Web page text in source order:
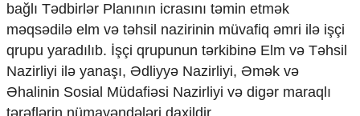
bağlı Tədbirlər Planının icrasını təmin etmək
məqsədilə elm və təhsil nazirinin müvafiq əmri ilə işçi
qrupu yaradılıb. İşçi qrupunun tərkibinə Elm və Təhsil
Nazirliyi ilə yanaşı, Ədliyyə Nazirliyi, Əmək və
Əhalinin Sosial Müdafiəsi Nazirliyi və digər maraqlı
tərəflərin nümayəndələri daxildir.